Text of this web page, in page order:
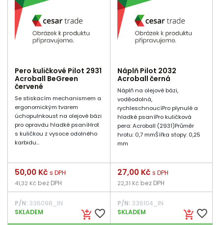
Pero kuličkové Pilot 2931
Acroball BeGreen
červené
Se stiskacím mechanismem a
ergonomickým tvarem
úchopuInkoust na olejové bázi
pro opravdu hladké psaníHrot
s kuličkou z vysoce odolného
karbidu...
add_shopping_cart favorite_border
Cena
50,00 Kč s DPH
41,32 Kč bez DPH
P/N: 336098_IN
SKLADEM
Náplň Pilot 2032
Acroball černá
Náplň na olejové bázi,
voděodolná,
rychleschnoucíPro plynulé a
hladké psaníPro kuličková
pera: Acroball (2931)Průměr
hrotu: 0,7 mmŠířka stopy: 0,25
mm
add_shopping_cart favorite_border
Cena
27,00 Kč s DPH
22,31 Kč bez DPH
P/N:336104_IN
SKLADEM